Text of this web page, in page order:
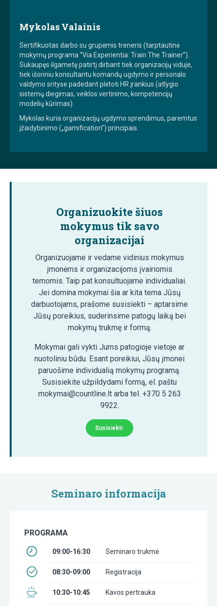
Mykolas Valainis
Sertifikuotas darbo su grupėmis treneris (tarptautinė
mokymų programa “Via Experientia: Train The Trainer”).
Sukaupęs ilgametę patirtį dirbant tiek organizacijų viduje,
tiek išoriniu konsultantu komandų ugdymo ir personalo
valdymo srityse padedant plėtoti HR įrankius (atlygio
sistemų diegimas, veiklos vertinimo, kompetencijų
modelių kūrimas).
Mykolas kuria organizacijų ugdymo sprendimus, paremtus
įžaidybinimo („gamification”) principais.
Organizuokite šiuos
mokymus tik savo
organizacijai
Organizuojame ir vedame vidinius mokymus
įmonėms ir organizacijoms įvairiomis
temomis. Taip pat konsultuojame individualiai.
Jei domina mokymai šia ar kita tema Jūsų
darbuotojams, prašome susisiekti – aptarsime
Jūsų poreikius, suderinsime patogų laiką bei
mokymų trukmę ir formą.
Mokymai gali vykti Jums patogioje vietoje ar
nuotoliniu būdu. Esant poreikiui, Jūsų įmonei
paruošime individualią mokymų programą.
Susisiekite užpildydami formą, el. paštu
mokymai@countline.lt arba tel. +370 5 263
9922.
Susisiekti
Seminaro informacija
PROGRAMA
09:00-16:30 Seminaro trukmė
08:30-09:00 Registracija
10:30-10:45 Kavos pertrauka